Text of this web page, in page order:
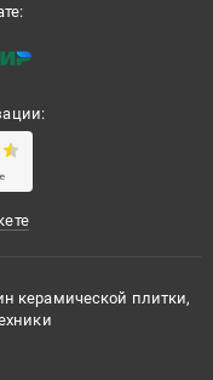
керамической плитки,